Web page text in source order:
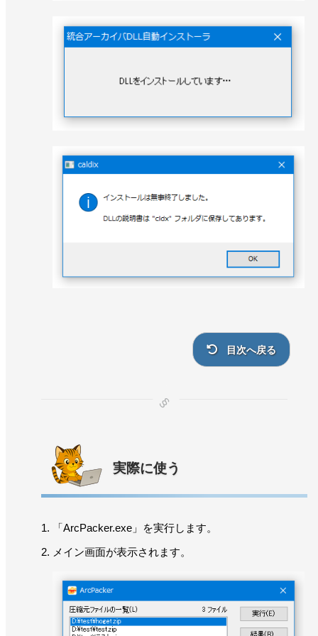
目次へ戻る
実際に使う
「ArcPacker.exe」を実行します。
メイン画面が表示されます。